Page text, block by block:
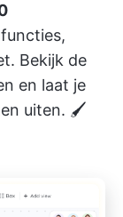
Bekijk de
en laat je
uiten. 🖌️